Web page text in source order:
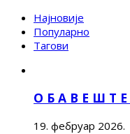
Најновије
Популарно
Тагови
О Б А В Е Ш Т
19. фебруар 2026.